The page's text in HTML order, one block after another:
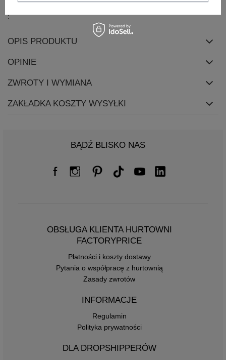
OPIS PRODUKTU
OPINIE
ZWROTY I WYMIANA
ZAKŁADKA KOSZTY WYSYŁKI
BĄDŹ BLISKO NAS
OBSŁUGA KLIENTA HURTOWNI
FACTORYPRICE
Płatności i koszty dostawy
Pytania o współpracę z hurtownią
Zasady zwrotów
INFORMACJE
Regulamin
Polityka prywatności
DLA DROPSHIPPERÓW